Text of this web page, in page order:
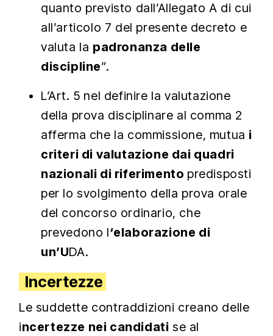
quanto previsto dall’Allegato A di cui
all’articolo 7 del presente decreto e
valuta la padronanza delle
discipline”.
L’Art. 5 nel definire la valutazione
della prova disciplinare al comma 2
afferma che la commissione, mutua i
criteri di valutazione dai quadri
nazionali di riferimento predisposti
per lo svolgimento della prova orale
del concorso ordinario, che
prevedono l‘elaborazione di
un’UDA.
Incertezze
Le suddette contraddizioni creano delle
incertezze nei candidati se al